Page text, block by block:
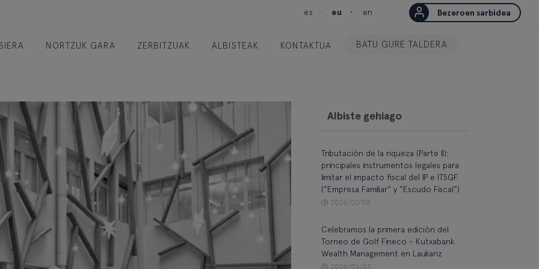
es eu en Bezeroen sarbidea
NORTZUK GARA ZERBITZUAK ALBISTEAK KONTAKTUA BATU GURE TALDERA
Albiste gehiago
Tributación de la riqueza (Parte II):
principales instrumentos legales para
limitar el impacto fiscal del IP e ITSGF
("Empresa Familiar" y "Escudo Fiscal")
2026/07/08
Celebramos la primera edición del
Torneo de Golf Fineco - Kutxabank
Wealth Management en Laukariz
2026/06/23